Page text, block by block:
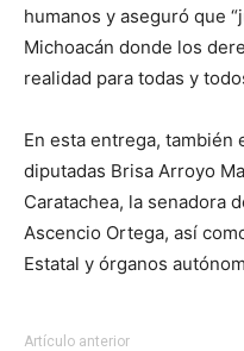
humanos y aseguró que
Michoacán donde los
realidad para todas y
En esta entrega,
diputadas Brisa Arroyo
Caratachea, la senadora
Ascencio Ortega, así
Estatal y órganos
Artículo anterior